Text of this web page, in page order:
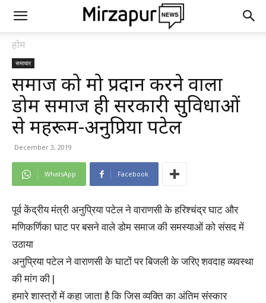
होम
समाचार
समाज को मोक्ष प्रदान करने वाला
डोम समाज ही सरकारी सुविधाओं
से महरूम-अनुप्रिया पटेल
December 3, 2019
WhatsApp Facebook
पूर्व केंद्रीय मंत्री अनुप्रिया पटेल ने वाराणसी के हरिश्चंद्र घाट और
मणिकर्णिका घाट पर बसने वाले डोम समाज की समस्याओं को संसद में
उठाया
अनुप्रिया पटेल ने वाराणसी के घाटों पर बिजली के जरिए शवदाह व्यवस्था
की मांग की |
हमारे शास्त्रों में कहा जाता है कि जिस व्यक्ति का अंतिम संस्कार